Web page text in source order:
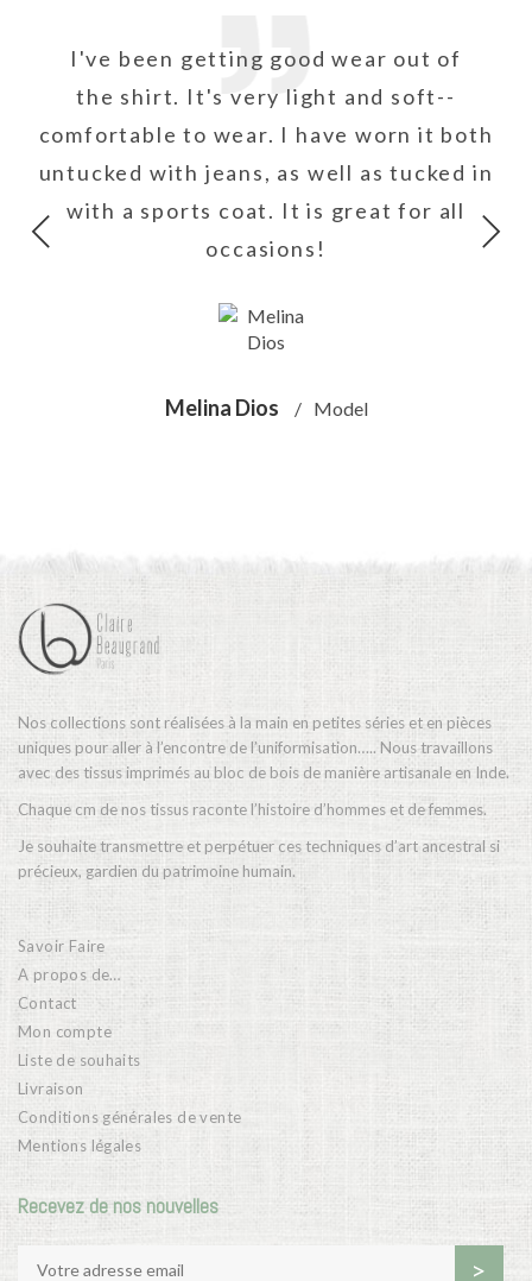
I've been getting good wear out of
the shirt. It's very light and soft--
comfortable to wear. I have worn it both
untucked with jeans, as well as tucked in
with a sports coat. It is great for all
occasions!
Melina Dios Model
Nos collections sont réalisées à la main en petites séries et en pièces
uniques pour aller à l’encontre de l’uniformisation….. Nous travaillons
avec des tissus imprimés au bloc de bois de manière artisanale en Inde.
Chaque cm de nos tissus raconte l’histoire d’hommes et de femmes.
Je souhaite transmettre et perpétuer ces techniques d’art ancestral si
précieux, gardien du patrimoine humain.
Savoir Faire
A propos de…
Contact
Mon compte
Liste de souhaits
Livraison
Conditions générales de vente
Mentions légales
Recevez de nos nouvelles